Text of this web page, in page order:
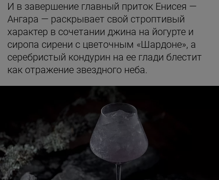
И в завершение главный приток Енисея —
Ангара — раскрывает свой строптивый
характер в сочетании джина на йогурте и
сиропа сирени с цветочным «Шардоне», а
серебристый кондурин на ее глади блестит
как отражение звездного неба.